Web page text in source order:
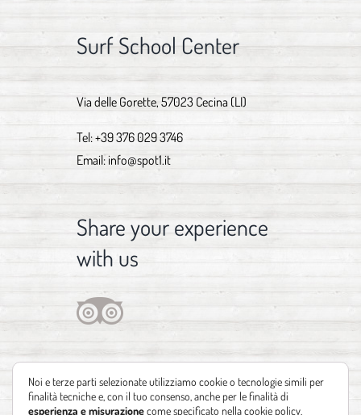
Surf School Center
Via delle Gorette, 57023 Cecina (LI)
Tel:+39 376 029 3746
Email: info@spot1.it
Share your experience
with us
Noi e terze parti selezionate utilizziamo cookie o tecnologie simili per
finalità tecniche e, con il tuo consenso, anche per le finalità di
esperienza e misurazionecome specificato nellacookie policy